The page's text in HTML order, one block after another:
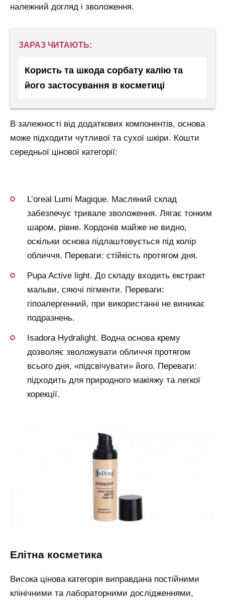
належний догляд і зволоження.
ЗАРАЗ ЧИТАЮТЬ:
Користь та шкода сорбату калію та
його застосування в косметиці
В залежності від додаткових компонентів, основа
може підходити чутливої та сухої шкіри. Кошти
середньої цінової категорії:
L’oreal Lumi Magique. Масляний склад
забезпечує тривале зволоження. Лягає тонким
шаром, рівне. Кордонів майже не видно,
оскільки основа підлаштовується під колір
обличчя. Переваги: стійкість протягом дня.
Pupa Active light. До складу входить екстракт
мальви, сяючі пігменти. Переваги:
гіпоалергенний, при використанні не виникає
подразнень.
Isadora Hydralight. Водна основа крему
дозволяє зволожувати обличчя протягом
всього дня, «підсвічувати» його. Переваги:
підходить для природного макіяжу та легкої
корекції.
елітна косметика
Висока цінова категорія виправдана постійними
клінічними та лабораторними дослідженнями,